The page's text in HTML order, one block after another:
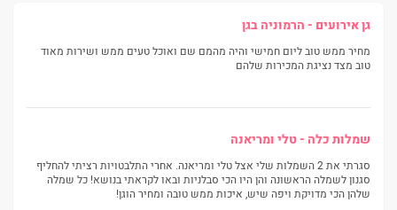
גן אירועים - הרמוניה בגן
מחיר ממש טוב ליום חמישי והיה מהמם שם ואוכל טעים ממש ושירות מאוד
טוב מצד נציגת המכירות שלהם
שמלות כלה - טלי ומריאנה
סגרתי את 2 השמלות שלי אצל טלי ומריאנה. אחרי התלבטויות רציתי להחליף
סגנון לשמלה הראשונה והן היו הכי סבלניות ובאו לקראתי בנושא! כל שמלה
שלהן הכי מדויקת ויפה שיש, איכות ממש טובה ומחיר הוגן!